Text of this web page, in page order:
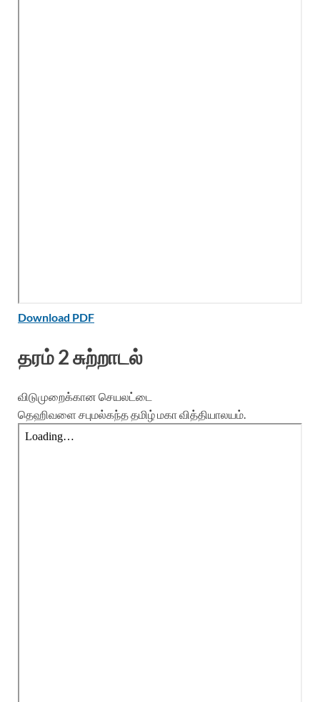
Download PDF
தரம் 2 சுற்றாடல்
விடுமுறைக்கான செயலட்டை
தெஹிவளை சபுமல்கந்த தமிழ் மகா வித்தியாலயம்.